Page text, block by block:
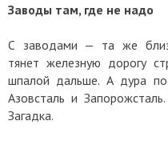
Заводы там, где не надо
С заводами — та же
тянет железную дорогу
шпалой дальше. А дура
Азовсталь и
Загадка.